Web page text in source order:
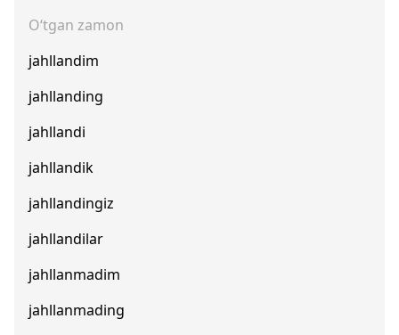
O‘tgan zamon
jahllandim
jahllanding
jahllandi
jahllandik
jahllandingiz
jahllandilar
jahllanmadim
jahllanmading